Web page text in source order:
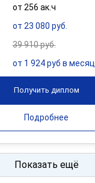
от 256 ак.ч
от 23 080 руб.
39 910 руб.
от 1 924 руб в месяц
Получить диплом
Подробнее
Показать ещё